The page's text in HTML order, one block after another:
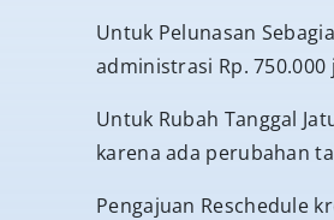
Untuk Pelunasan
administrasi Rp.
Untuk Rubah Tanggal
karena ada perubahan
Pengajuan Reschedule